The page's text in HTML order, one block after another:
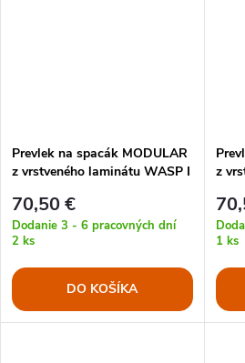
Prevlek na spacák MODULAR
z vrstveného laminátu WASP I
70,50 €
Dodanie 3 - 6 pracovných dní
2 ks
DO KOŠÍKA
z
1 ks